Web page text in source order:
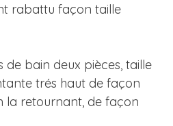
rabattu façon taille